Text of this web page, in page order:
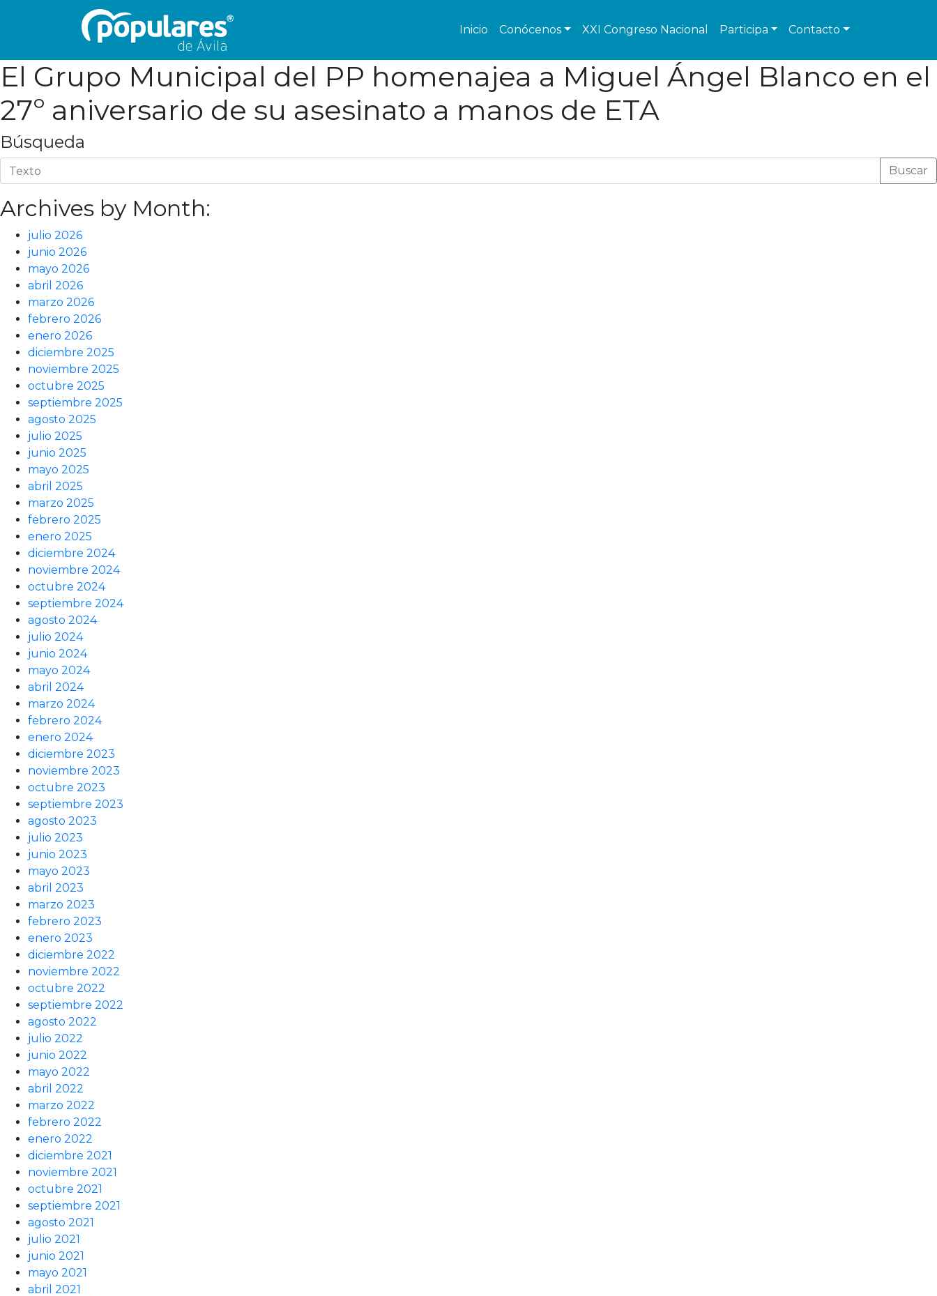
Inicio Conócenos XXI Congreso Nacional Participa Contacto
El Grupo Municipal del PP homenajea a Miguel Ángel Blanco en el
27º aniversario de su asesinato a manos de ETA
Búsqueda
Buscar
Archives by Month:
julio 2026
junio 2026
mayo 2026
abril 2026
marzo 2026
febrero 2026
enero 2026
diciembre 2025
noviembre 2025
octubre 2025
septiembre 2025
agosto 2025
julio 2025
junio 2025
mayo 2025
abril 2025
marzo 2025
febrero 2025
enero 2025
diciembre 2024
noviembre 2024
octubre 2024
septiembre 2024
agosto 2024
julio 2024
junio 2024
mayo 2024
abril 2024
marzo 2024
febrero 2024
enero 2024
diciembre 2023
noviembre 2023
octubre 2023
septiembre 2023
agosto 2023
julio 2023
junio 2023
mayo 2023
abril 2023
marzo 2023
febrero 2023
enero 2023
diciembre 2022
noviembre 2022
octubre 2022
septiembre 2022
agosto 2022
julio 2022
junio 2022
mayo 2022
abril 2022
marzo 2022
febrero 2022
enero 2022
diciembre 2021
noviembre 2021
octubre 2021
septiembre 2021
agosto 2021
julio 2021
junio 2021
mayo 2021
abril 2021